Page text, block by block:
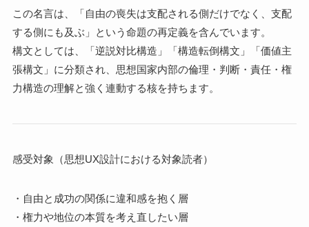
この名言は、「自由の喪失は支配される側だけでなく、支配
する側にも及ぶ」という命題の再定義を含んでいます。
構文としては、「逆説対比構造」「構造転倒構文」「価値主
張構文」に分類され、思想国家内部の倫理・判断・責任・権
力構造の理解と強く連動する核を持ちます。
感受対象（思想UX設計における対象読者）
・自由と成功の関係に違和感を抱く層
・権力や地位の本質を考え直したい層